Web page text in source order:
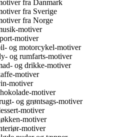
fra Danmark
fra Sverige
fra Norge
motiver
motiver
og motorcykel-motiver
og rumfarts-motiver
og drikke-motiver
motiver
motiver
motiver
og grøntsags-motiver
motiver
motiver
motiver